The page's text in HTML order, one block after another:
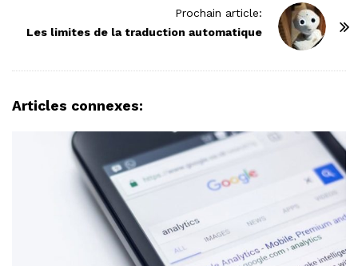
Prochain article:
Les limites de la traduction automatique
Articles connexes: